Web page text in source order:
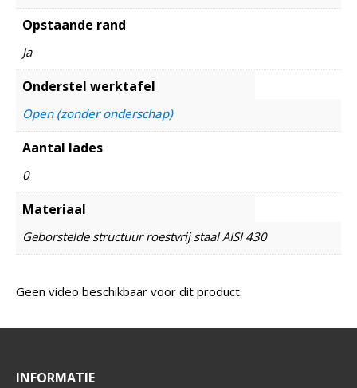
Opstaande rand
Ja
Onderstel werktafel
Open (zonder onderschap)
Aantal lades
0
Materiaal
Geborstelde structuur roestvrij staal AISI 430
Geen video beschikbaar voor dit product.
INFORMATIE